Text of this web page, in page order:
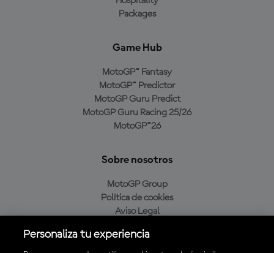
Packages
Game Hub
MotoGP™ Fantasy
MotoGP™ Predictor
MotoGP Guru Predict
MotoGP Guru Racing 25/26
MotoGP™26
Sobre nosotros
MotoGP Group
Política de cookies
Aviso Legal
Política de compra
Personaliza tu experiencia